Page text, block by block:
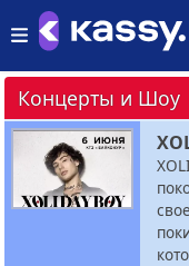
Концерты и Шоу